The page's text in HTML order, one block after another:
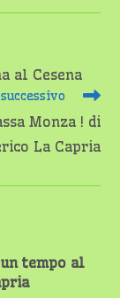
al Cesena
Monza ! di
La Capria
tempo al